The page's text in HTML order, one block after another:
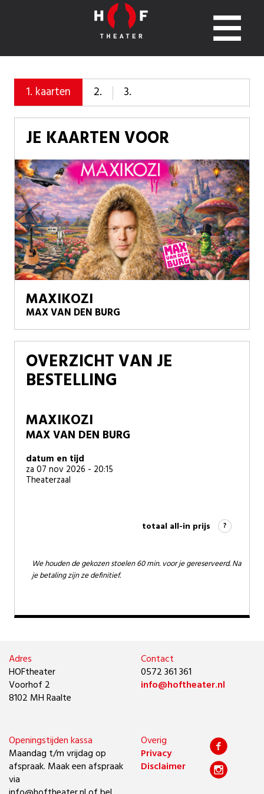
1. kaarten 2. 3.
JE KAARTEN VOOR
MAXIKOZI
MAX VAN DEN BURG
OVERZICHT VAN JE
BESTELLING
MAXIKOZI
MAX VAN DEN BURG
datum en tijd
za 07 nov 2026 - 20:15
Theaterzaal
totaal all-in prijs ?
We houden de gekozen stoelen 60 min. voor je gereserveerd. Na
je betaling zijn ze definitief.
Adres
HOFtheater
Voorhof 2
8102 MH Raalte
Contact
0572 361 361
info@hoftheater.nl
Openingstijden kassa
Maandag t/m vrijdag op
afspraak. Maak een afspraak
via
Overig
Privacy
Disclaimer